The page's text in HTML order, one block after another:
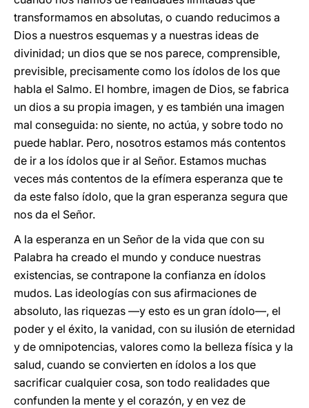
transformamos en absolutas, o cuando reducimos a
Dios a nuestros esquemas y a nuestras ideas de
divinidad; un dios que se nos parece, comprensible,
previsible, precisamente como los ídolos de los que
habla el Salmo. El hombre, imagen de Dios, se fabrica
un dios a su propia imagen, y es también una imagen
mal conseguida: no siente, no actúa, y sobre todo no
puede hablar. Pero, nosotros estamos más contentos
de ir a los ídolos que ir al Señor. Estamos muchas
veces más contentos de la efímera esperanza que te
da este falso ídolo, que la gran esperanza segura que
nos da el Señor.
A la esperanza en un Señor de la vida que con su
Palabra ha creado el mundo y conduce nuestras
existencias, se contrapone la confianza en ídolos
mudos. Las ideologías con sus afirmaciones de
absoluto, las riquezas —y esto es un gran ídolo—, el
poder y el éxito, la vanidad, con su ilusión de eternidad
y de omnipotencias, valores como la belleza física y la
salud, cuando se convierten en ídolos a los que
sacrificar cualquier cosa, son todo realidades que
confunden la mente y el corazón, y en vez de